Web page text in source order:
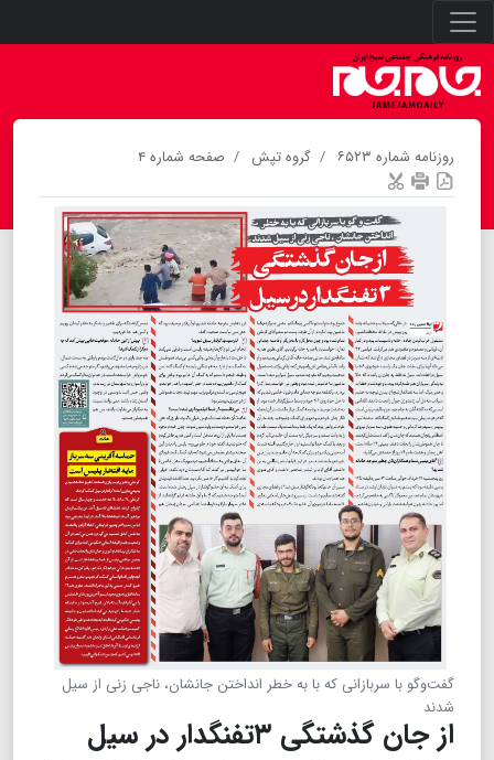
روزنامه شماره ۶۵۲۳ گروه تپش صفحه شماره ۴
گفت‌وگو با سربازانی که با به خطر انداختن جانشان، ناجی زنی از سیل
شدند
از جان گذشتگی ۳تفنگدار در سیل